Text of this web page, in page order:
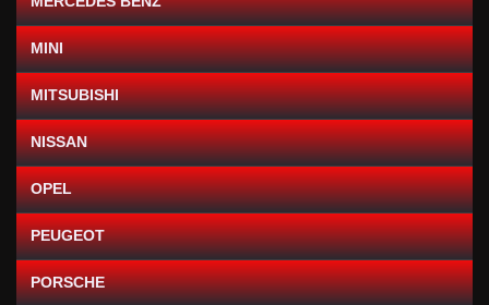
MINI
MITSUBISHI
NISSAN
OPEL
PEUGEOT
PORSCHE